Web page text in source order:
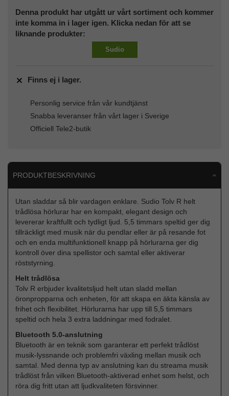
Denna produkt har utgått ur vårt sortiment och kommer
inte komma in i lager igen. Klicka nedan för att se
liknande produkter:
Sudio
Finns ej i lager.
Personlig service från vår kundtjänst
Snabba leveranser från vårt lager i Sverige
Officiell Tele2-butik
PRODUKTBESKRIVNING
Utan sladdar så blir vardagen enklare. Sudio Tolv R helt
trådlösa hörlurar har en kompakt, elegant design och
levererar kraftfullt och tydligt ljud. 5,5 timmars speltid ger dig
tillräckligt med musik när du pendlar eller är på resande fot
och en enda multifunktionell knapp på hörlurarna ger dig
kontroll över dina spellistor och samtal eller aktiverar
röststyrning.
Helt trådlösa
Tolv R erbjuder kvalitetsljud helt utan sladd mellan
öronpropparna och enheten, för att skapa en äkta känsla av
frihet och flexibilitet. Hörlurarna har upp till 5,5 timmars
speltid och hela 3 extra laddningar med fodralet.
Bluetooth 5.0-anslutning
Bluetooth är en teknik som garanterar ett perfekt trådlöst
musik-lyssnande och problemfri växling mellan musik och
samtal. Med denna typ av anslutning kan du streama musik
trådlöst från vilken Bluetooth-aktiverad enhet som helst, och
röra dig fritt utan att ljudkvaliteten försvinner.